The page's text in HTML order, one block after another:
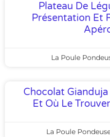
Plateau De
Présentation Et
La Poule
Chocolat
Et Où Le
La Poule